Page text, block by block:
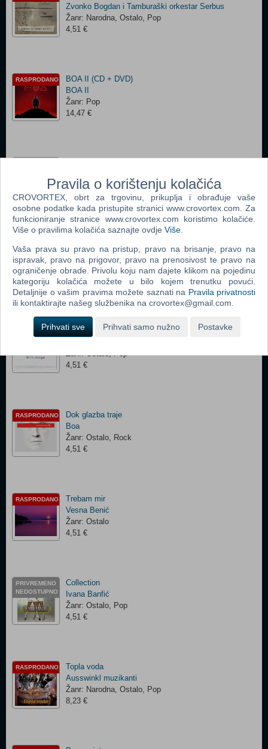
Zvonko Bogdan i Tamburaški orkestar Serbus
Žanr: Narodna, Ostalo, Pop
4,51 €
RASPRODANO
BOA II (CD + DVD)
BOA II
Žanr: Pop
14,47 €
Žanr: Pop
4,51 €
RASPRODANO
Tvornica kulture Live 35 godina (CD + Blu Ray)
Boa
Žanr: Ostalo, Pop Rock, Soul
18,45 €
RASPRODANO
Indigo
Žanr: Ostalo, Pop
4,51 €
RASPRODANO
Dok glazba traje
Boa
Žanr: Ostalo, Rock
4,51 €
RASPRODANO
Trebam mir
Vesna Benić
Žanr: Ostalo
4,51 €
PRIVREMENO
NEDOSTUPNO
Collection
Ivana Banfić
Žanr: Ostalo, Pop
4,51 €
RASPRODANO
Topla voda
Ausswinkl muzikanti
Žanr: Narodna, Ostalo, Pop
8,23 €
Pravila o korištenju kolačića
CROVORTEX, obrt za trgovinu, prikuplja i obrađuje vaše
osobne podatke kada pristupite stranici www.crovortex.com. Za
funkcioniranje stranice www.crovortex.com koristimo kolačiće.
Više o pravilima kolačića saznajte ovdje Više
Vaša prava su pravo na pristup, pravo na brisanje, pravo na
ispravak, pravo na prigovor, pravo na prenosivost te pravo na
ograničenje obrade. Privolu koju nam dajete klikom na pojedinu
kategoriju kolačića možete u bilo kojem trenutku povući.
Detaljnije o vašim pravima možete saznati na Pravila privatnosti
ili kontaktirajte našeg službenika na crovortex@gmail.com.
Prihvati sve Prihvati samo nužno Postavke